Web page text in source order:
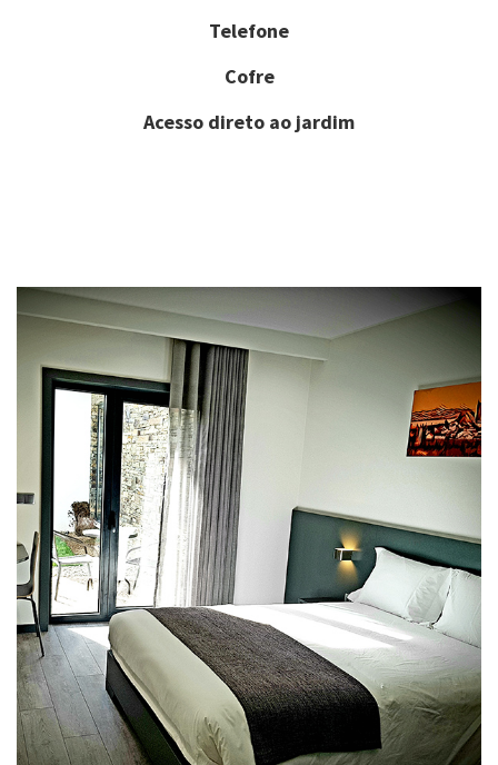
Telefone
Cofre
Acesso direto ao jardim